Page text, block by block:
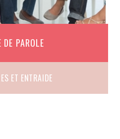
DE PAROLE
ET ENTRAIDE